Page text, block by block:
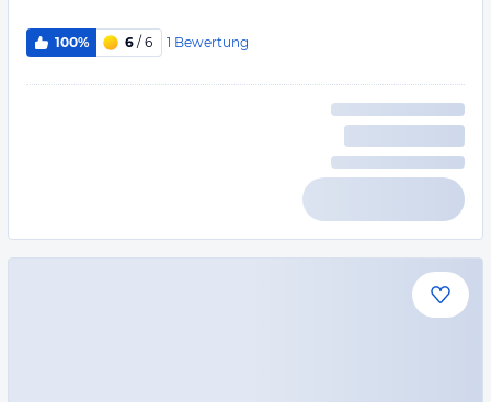
100% 6 / 6 1 Bewertung